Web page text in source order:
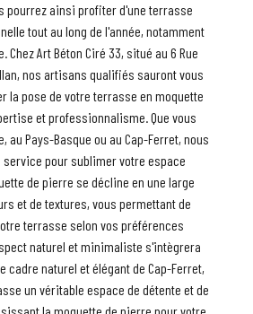
pourrez ainsi profiter d'une terrasse
tout au long de l'année, notamment
Chez Art Béton Ciré 33, situé au 6 Rue
nos artisans qualifiés sauront vous
la pose de votre terrasse en moquette
et professionnalisme. Que vous
au Pays-Basque ou au Cap-Ferret, nous
service pour sublimer votre espace
de pierre se décline en une large
et de textures, vous permettant de
terrasse selon vos préférences
naturel et minimaliste s'intègrera
cadre naturel et élégant de Cap-Ferret,
un véritable espace de détente et de